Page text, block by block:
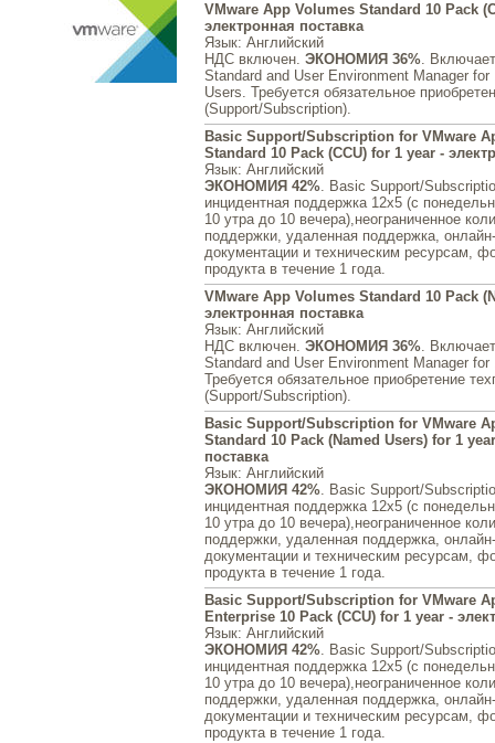
VMware App Volumes Standard 10 Pack
электронная поставка
Язык: Английский
НДС включен. ЭКОНОМИЯ 36%.
Standard and User Environment Manager for
Users. Требуется обязательное
(Support/Subscription).
Basic Support/Subscription for VMware
Standard 10 Pack (CCU) for 1 year -
Язык: Английский
ЭКОНОМИЯ 42%. Basic Support/
инцидентная поддержка 12x5 (с
10 утра до 10 вечера),неограниченное
поддержки, удаленная поддержка,
документации и техническим ресурсам,
продукта в течение 1 года.
VMware App Volumes Standard 10 Pack
электронная поставка
Язык: Английский
НДС включен. ЭКОНОМИЯ 36%.
Standard and User Environment Manager
Требуется обязательное приобретение
(Support/Subscription).
Basic Support/Subscription for VMware
Standard 10 Pack (Named Users) for 1
поставка
Язык: Английский
ЭКОНОМИЯ 42%. Basic Support/
инцидентная поддержка 12x5 (с
10 утра до 10 вечера),неограниченное
поддержки, удаленная поддержка,
документации и техническим ресурсам,
продукта в течение 1 года.
Basic Support/Subscription for VMware
Enterprise 10 Pack (CCU) for 1 year -
Язык: Английский
ЭКОНОМИЯ 42%. Basic Support/
инцидентная поддержка 12x5 (с
10 утра до 10 вечера),неограниченное
поддержки, удаленная поддержка,
документации и техническим ресурсам,
продукта в течение 1 года.